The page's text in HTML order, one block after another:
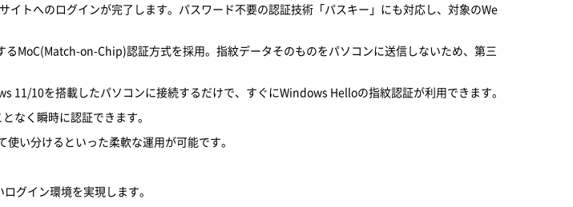
トへのログインが完了します。パスワード不要の認証技術「パスキー」にも対応し、対象のWe
MoC(Match-on-Chip)認証方式を採用。指紋データそのものをパソコンに送信しないため、第三
10を搭載したパソコンに接続するだけで、すぐにWindows Helloの指紋認証が利用できます。
なく瞬時に認証できます。
い分けるといった柔軟な運用が可能です。
グイン環境を実現します。